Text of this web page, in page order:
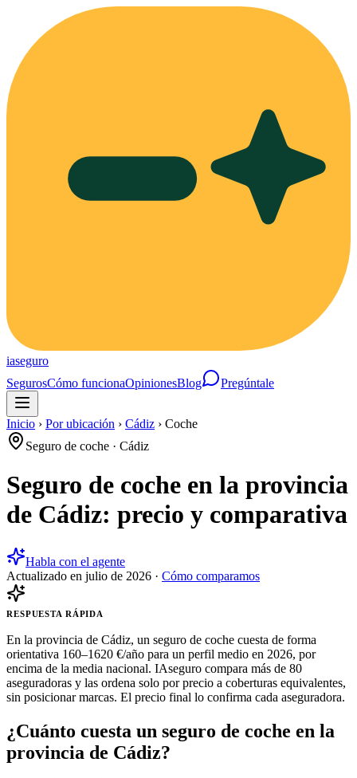
iaseguro
SegurosCómo funcionaOpinionesBlog Pregúntale
Inicio › Por ubicación › Cádiz › Coche
Seguro de coche · Cádiz
Seguro de coche en la provincia
de Cádiz: precio y comparativa
Habla con el agente
Actualizado en julio de 2026 · Cómo comparamos
RESPUESTA RÁPIDA
En la provincia de Cádiz, un seguro de coche cuesta de forma
orientativa 160–1620 €/año para un perfil medio en 2026, por
encima de la media nacional. IAseguro compara más de 80
aseguradoras y las ordena solo por precio a coberturas equivalentes,
sin posicionar marcas. El precio final lo confirma cada aseguradora.
¿Cuánto cuesta un seguro de coche en la
provincia de Cádiz?